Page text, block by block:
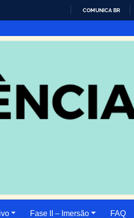
O
COMUNICA BR
Fase II – Imersão FAQ